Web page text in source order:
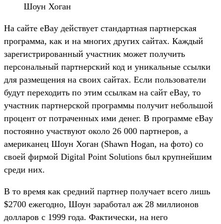
Шоун Хоган
На сайте eBay действует стандартная партнерская
программа, как и на многих других сайтах. Каждый
зарегистрированный участник может получить
персональный партнерский код и уникальные ссылки
для размещения на своих сайтах. Если пользователи
будут переходить по этим ссылкам на сайт eBay, то
участник партнерской программы получит небольшой
процент от потраченных ими денег. В программе eBay
постоянно участвуют около 26 000 партнеров, а
американец Шоун Хоган (Shawn Hogan, на фото) со
своей фирмой Digital Point Solutions был крупнейшим
среди них.
В то время как средний партнер получает всего лишь
$2700 ежегодно, Шоун заработал аж 28 миллионов
долларов с 1999 года. Фактически, на него